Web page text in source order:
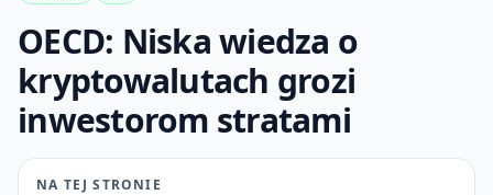
OECD: Niska wiedza o
kryptowalutach grozi
inwestorom stratami
NA TEJ STRONIE